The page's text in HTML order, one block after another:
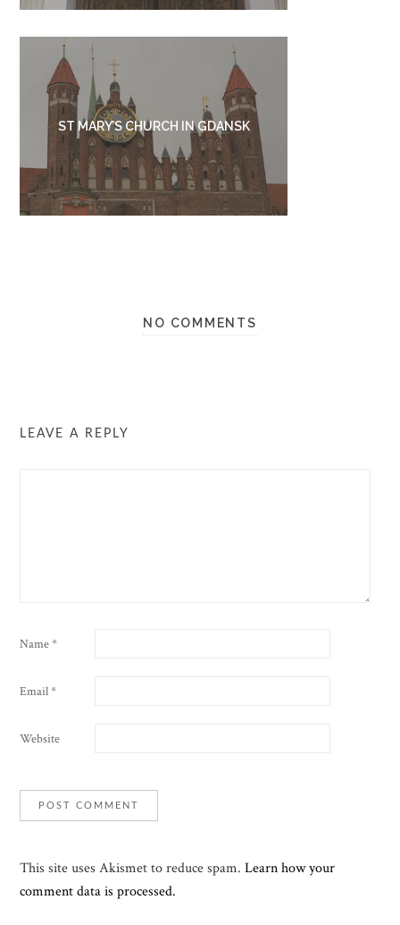
ST MARY’S CHURCH IN GDANSK
NO COMMENTS
LEAVE A REPLY
Name*
Email*
Website
This site uses Akismet to reduce spam.Learn how your
comment data is processed.